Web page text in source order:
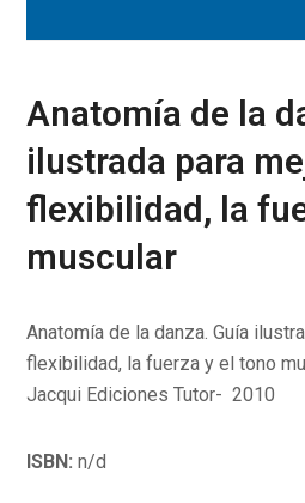
Anatomía de la
ilustrada para
flexibilidad, la
muscular
Anatomía de la danza. Guía
flexibilidad, la fuerza y el tono
Jacqui Ediciones Tutor- 2010
ISBN: n/d